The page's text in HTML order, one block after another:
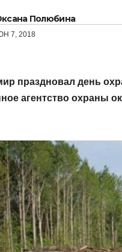
Полюбина
7, 2018
праздновал день
агентство охраны